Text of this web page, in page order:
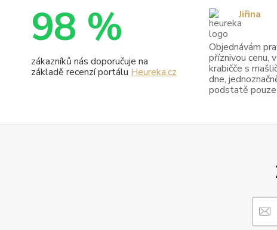
98 %
zákazníků nás doporučuje na
základě recenzí portálu Heureka.cz
Objednávám
příznivou cenu,
krabičče s
dne,
podstatě
Jiřina